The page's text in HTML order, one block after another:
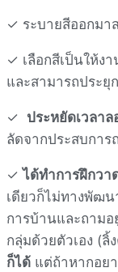
✓ ระบายสีออกมา
✓ เลือกสีเป็นให้ง
และสามารถประ
✓ ประหยัดเวลาล
ลัดจากประสบการ
✓ได้ทำการฝึกวา
เดียวก็ไม่ทางพัฒน
การบ้านและถาม
กลุ่มด้วยตัวเอง (ลิ้
ก็ได้ แต่ถ้าหากอย